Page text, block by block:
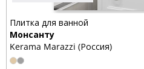
Плитка для ванной
Монсанту
Kerama Marazzi (Россия)